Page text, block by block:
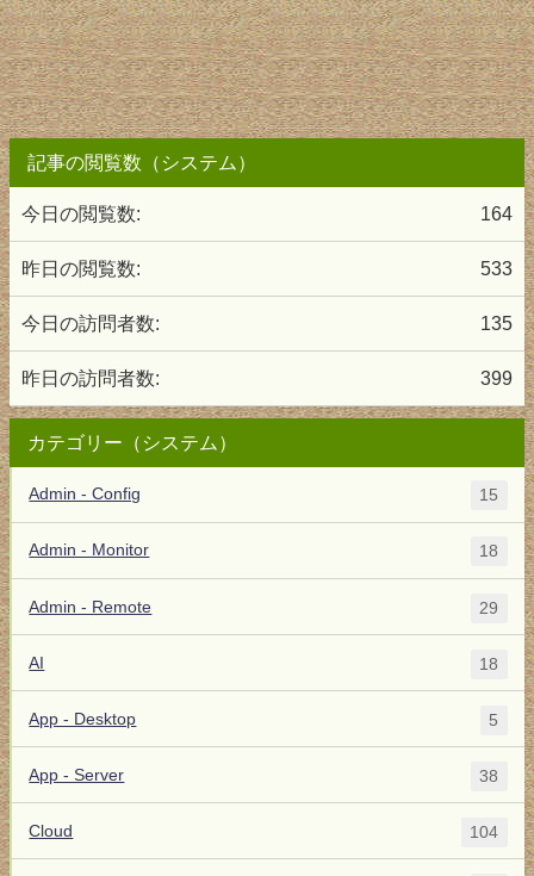
記事の閲覧数（システム）
164
今日の閲覧数:
533
昨日の閲覧数:
135
今日の訪問者数:
399
昨日の訪問者数:
カテゴリー（システム）
Admin - Config 15
Admin - Monitor 18
Admin - Remote 29
AI 18
App - Desktop 5
App - Server 38
Cloud 104